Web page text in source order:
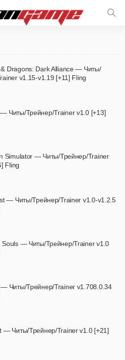
Dragons: Dark Alliance — Читы/
v1.15-v1.19 [+11] Fling
— Читы/Трейнер/Trainer v1.0 [+13]
Simulator — Читы/Трейнер/Trainer
Fling
— Читы/Трейнер/Trainer v1.0-v1.2.5
Souls — Читы/Трейнер/Trainer v1.0
Читы/Трейнер/Trainer v1.708.0.34
— Читы/Трейнер/Trainer v1.0 [+21]